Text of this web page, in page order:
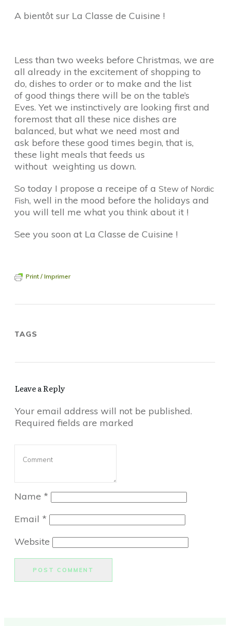
A bientôt sur La Classe de Cuisine !
Less than two weeks before Christmas, we are
all already in the excitement of shopping to
do, dishes to order or to make and the list
of good things there will be on the table’s
Eves. Yet we instinctively are looking first and
foremost that all these nice dishes are
balanced, but what we need most and
ask before these good times begin, that is,
these light meals that feeds us
without weighting us down.
So today I propose a receipe of a Stew of Nordic
Fish, well in the mood before the holidays and
you will tell me what you think about it !
See you soon at La Classe de Cuisine !
Print / Imprimer
TAGS
Leave a Reply
Your email address will not be published.
Required fields are marked
Name *
Email *
Website
POST COMMENT